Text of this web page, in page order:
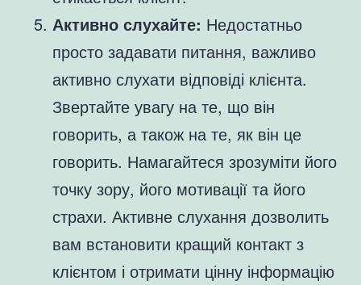
Активно слухайте: Недостатньо
просто задавати питання, важливо
активно слухати відповіді клієнта.
Звертайте увагу на те, що він
говорить, а також на те, як він це
говорить. Намагайтеся зрозуміти його
точку зору, його мотивації та його
страхи. Активне слухання дозволить
вам встановити кращий контакт з
клієнтом і отримати цінну інформацію